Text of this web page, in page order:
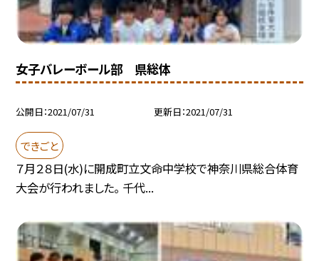
女子バレーボール部 県総体
公開日 2021/07/31 更新日 2021/07/31
できごと
７月２８日(水)に開成町立文命中学校で神奈川県総合体育
大会が行われました。 千代...